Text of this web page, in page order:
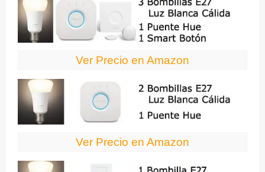
Ver Precio en Amazon
Ver Precio en Amazon